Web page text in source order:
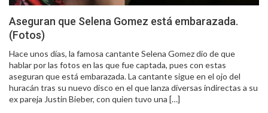
Aseguran que Selena Gomez está embarazada.
(Fotos)
Hace unos días, la famosa cantante Selena Gomez dio de que
hablar por las fotos en las que fue captada, pues con estas
aseguran que está embarazada. La cantante sigue en el ojo del
huracán tras su nuevo disco en el que lanza diversas indirectas a su
ex pareja Justin Bieber, con quien tuvo una […]